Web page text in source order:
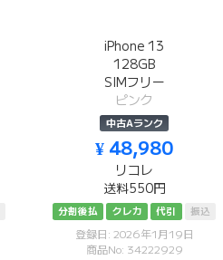
iPhone 13
128GB
SIMフリー
ピンク
中古Aランク
¥ 48,980
リコレ
送料550円
分割後払 クレカ 代引 振込
登録日: 2026年1月19日
商品No: 34222929